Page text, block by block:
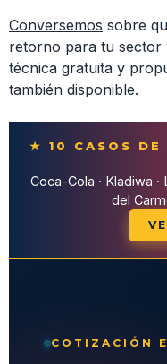
Conversemos sobre
retorno para tu sector
técnica gratuita y
también disponible.
★ 10 CASOS DE
Coca-Cola · Kladiwa ·
del
COTIZACIÓN